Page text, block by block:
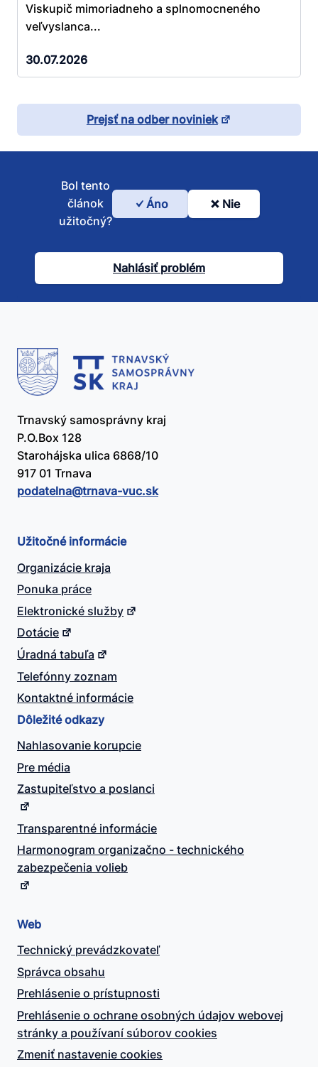
Viskupič mimoriadneho a splnomocneného
veľvyslanca...
30.07.2026
Prejsť na odber noviniek
Bol
článok
užitočný?
Bol tento
článok
užitočný?
Áno Nie
Nahlásiť problém
Trnavský samosprávny kraj
P.O.Box 128
Starohájska ulica 6868/10
917 01 Trnava
podatelna@​trnava-vuc.sk
Užitočné informácie
Organizácie kraja
Ponuka práce
Elektronické služby
Dotácie
Úradná tabuľa
Telefónny zoznam
Kontaktné informácie
Dôležité odkazy
Nahlasovanie korupcie
Pre média
Zastupiteľstvo a poslanci
Transparentné informácie
Harmonogram organizačno - technického
zabezpečenia volieb
Web
Technický prevádzkovateľ
Správca obsahu
Prehlásenie o prístupnosti
Prehlásenie o ochrane osobných údajov webovej
stránky a používaní súborov cookies
Zmeniť nastavenie cookies